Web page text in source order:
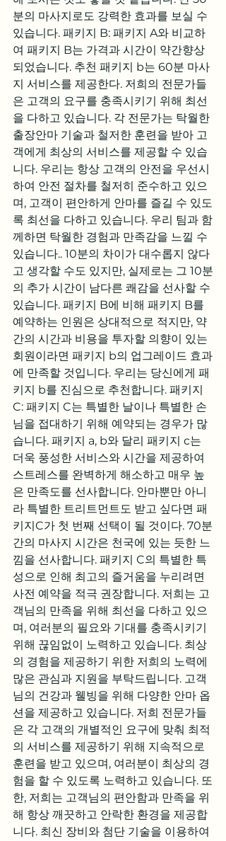
분의 마사지로도 강력한 효과를 보실 수
있습니다. 패키지 B: 패키지 A와 비교하
여 패키지 B는 가격과 시간이 약간향상
되었습니다. 추천 패키지 b는 60분 마사
지 서비스를 제공한다. 저희의 전문가들
은 고객의 요구를 충족시키기 위해 최선
을 다하고 있습니다. 각 전문가는 탁월한
출장안마 기술과 철저한 훈련을 받아 고
객에게 최상의 서비스를 제공할 수 있습
니다. 우리는 항상 고객의 안전을 우선시
하여 안전 절차를 철저히 준수하고 있으
며, 고객이 편안하게 안마를 즐길 수 있도
록 최선을 다하고 있습니다. 우리 팀과 함
께하면 탁월한 경험과 만족감을 느낄 수
있습니다.. 10분의 차이가 대수롭지 않다
고 생각할 수도 있지만, 실제로는 그 10분
의 추가 시간이 남다른 쾌감을 선사할 수
있습니다. 패키지 B에 비해 패키지 B를
예약하는 인원은 상대적으로 적지만, 약
간의 시간과 비용을 투자할 의향이 있는
회원이라면 패키지 b의 업그레이드 효과
에 만족할 것입니다. 우리는 당신에게 패
키지 b를 진심으로 추천합니다. 패키지
C: 패키지 C는 특별한 날이나 특별한 손
님을 접대하기 위해 예약되는 경우가 많
습니다. 패키지 a, b와 달리 패키지 c는
더욱 풍성한 서비스와 시간을 제공하여
스트레스를 완벽하게 해소하고 매우 높
은 만족도를 선사합니다. 안마뿐만 아니
라 특별한 트리트먼트도 받고 싶다면 패
키지C가 첫 번째 선택이 될 것이다. 70분
간의 마사지 시간은 천국에 있는 듯한 느
낌을 선사합니다. 패키지 C의 특별한 특
성으로 인해 최고의 즐거움을 누리려면
사전 예약을 적극 권장합니다. 저희는 고
객님의 만족을 위해 최선을 다하고 있으
며, 여러분의 필요와 기대를 충족시키기
위해 끊임없이 노력하고 있습니다. 최상
의 경험을 제공하기 위한 저희의 노력에
많은 관심과 지원을 부탁드립니다. 고객
님의 건강과 웰빙을 위해 다양한 안마 옵
션을 제공하고 있습니다. 저희 전문가들
은 각 고객의 개별적인 요구에 맞춰 최적
의 서비스를 제공하기 위해 지속적으로
훈련을 받고 있으며, 여러분이 최상의 경
험을 할 수 있도록 노력하고 있습니다. 또
한, 저희는 고객님의 편안함과 만족을 위
해 항상 깨끗하고 안락한 환경을 제공합
니다. 최신 장비와 첨단 기술을 이용하여